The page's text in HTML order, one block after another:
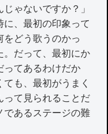
ゃないですか？」
に、最初の印象って
をどう歌うのかっ
。だって、最初にか
ってあるわけだか
も、最初がうまく
って見られることだ
あるステージの難